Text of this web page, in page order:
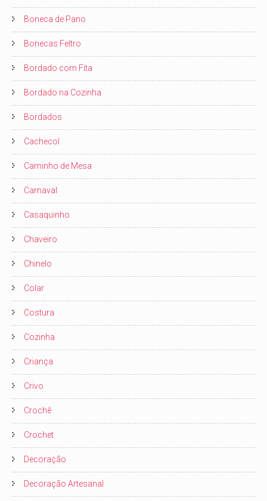
Boneca de Pano
Bonecas Feltro
Bordado com Fita
Bordado na Cozinha
Bordados
Cachecol
Caminho de Mesa
Carnaval
Casaquinho
Chaveiro
Chinelo
Colar
Costura
Cozinha
Criança
Crivo
Crochê
Crochet
Decoração
Decoração Artesanal